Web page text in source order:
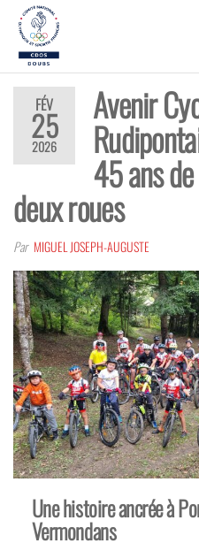
content
valoriser les
olympiques
et sportives
du Doubs !
FÉV
25
2026
Avenir
45 ans
deux roues
Par MIGUEL JOSEPH-AUGUSTE
Une histoire ancrée à
Vermondans